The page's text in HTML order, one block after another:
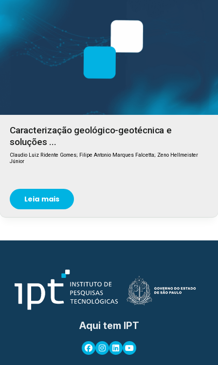
Caracterização geológico-geotécnica e
soluções ...
Claudio Luiz Ridente Gomes; Filipe Antonio Marques Falcetta; Zeno Hellmeister
Júnior
Leia mais
Aqui tem IPT